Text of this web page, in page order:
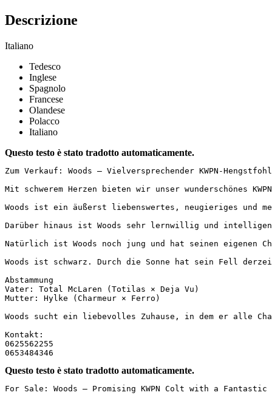
Descrizione
Italiano
Tedesco
Inglese
Spagnolo
Francese
Olandese
Polacco
Italiano
Questo testo è stato tradotto automaticamente.
Zum Verkauf: Woods – Vielversprechender KWPN-
Mit schwerem Herzen bieten wir unser wunderschönes
Woods ist ein äußerst liebenswertes, neugieriges und
Darüber hinaus ist Woods sehr lernwillig und
Natürlich ist Woods noch jung und hat seinen eigenen
Woods ist schwarz. Durch die Sonne hat sein Fell
Abstammung
Vater: Total McLaren (Totilas × Deja Vu)
Mutter: Hylke (Charmeur × Ferro)
Woods sucht ein liebevolles Zuhause, in dem er alle
Kontakt:
0625562255
0653484346
Questo testo è stato tradotto automaticamente.
For Sale: Woods – Promising KWPN Colt with a Fantastic